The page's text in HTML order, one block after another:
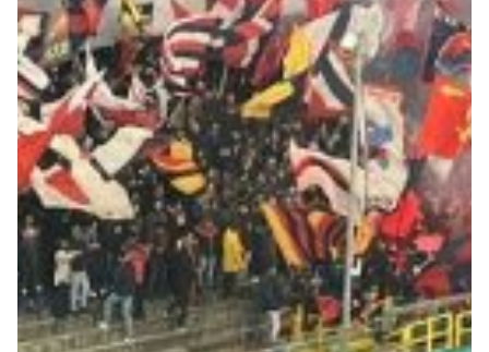
Summer Sale
Mare
Accessori
Party
Outlet
Helan x Genoa